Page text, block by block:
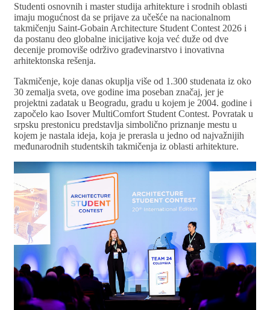
Studenti osnovnih i master studija arhitekture i srodnih oblasti
imaju mogućnost da se prijave za učešće na nacionalnom
takmičenju Saint-Gobain Architecture Student Contest 2026 i
da postanu deo globalne inicijative koja već duže od dve
decenije promoviše održivo građevinarstvo i inovativna
arhitektonska rešenja.
Takmičenje, koje danas okuplja više od 1.300 studenata iz oko
30 zemalja sveta, ove godine ima poseban značaj, jer je
projektni zadatak u Beogradu, gradu u kojem je 2004. godine i
započelo kao Isover MultiComfort Student Contest. Povratak u
srpsku prestonicu predstavlja simbolično priznanje mestu u
kojem je nastala ideja, koja je prerasla u jedno od najvažnijih
međunarodnih studentskih takmičenja iz oblasti arhitekture.